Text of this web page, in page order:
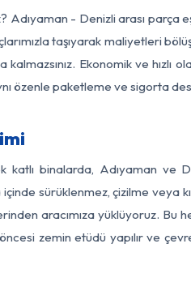
Adıyaman - Denizli arası parça
taşıyarak maliyetleri
Ekonomik ve hızlı
özenle paketleme ve sigorta
katlı binalarda, Adıyaman ve
sürüklenmez, çizilme veya
aracımıza yüklüyoruz.
zemin etüdü yapılır ve